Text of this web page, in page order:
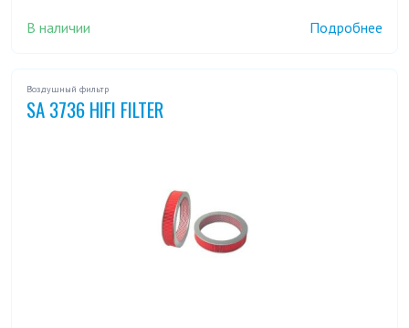
В наличии Подробнее
Воздушный фильтр
SA 3736 HIFI FILTER